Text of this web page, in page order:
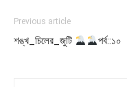
Previous article
শঙ্খ_চিলের_জুটি পর্ব::১০